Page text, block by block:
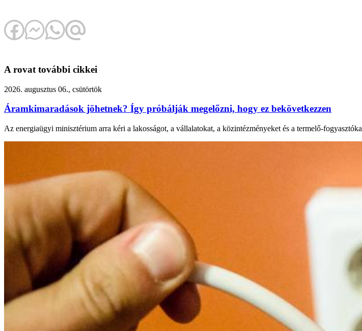
A rovat további cikkei
2026. augusztus 06., csütörtök
Áramkimaradások jöhetnek? Így próbálják megelőzni, hogy ez bekövetkezzen
Az energiaügyi minisztérium arra kéri a lakosságot, a vállalatokat, a közintézményeket és a termelő-